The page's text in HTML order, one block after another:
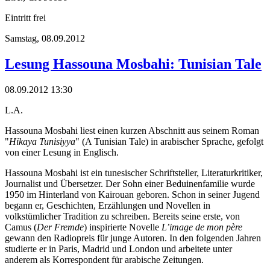
Eintritt frei
Samstag, 08.09.2012
Lesung Hassouna Mosbahi: Tunisian Tale
08.09.2012 13:30
L.A.
Hassouna Mosbahi liest einen kurzen Abschnitt aus seinem Roman
"Hikaya Tunisiyya" (A Tunisian Tale) in arabischer Sprache, gefolgt
von einer Lesung in Englisch.
Hassouna Mosbahi ist ein tunesischer Schriftsteller, Literaturkritiker,
Journalist und Übersetzer. Der Sohn einer Beduinenfamilie wurde
1950 im Hinterland von Kairouan geboren. Schon in seiner Jugend
begann er, Geschichten, Erzählungen und Novellen in
volkstümlicher Tradition zu schreiben. Bereits seine erste, von
Camus (Der Fremde) inspirierte Novelle L’image de mon père
gewann den Radiopreis für junge Autoren. In den folgenden Jahren
studierte er in Paris, Madrid und London und arbeitete unter
anderem als Korrespondent für arabische Zeitungen.